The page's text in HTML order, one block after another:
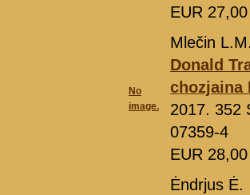
EUR
No
image.
Mlečin
Donald
chozjaina
2017. 352
07359-4
EUR
Ėndrjus Ė.